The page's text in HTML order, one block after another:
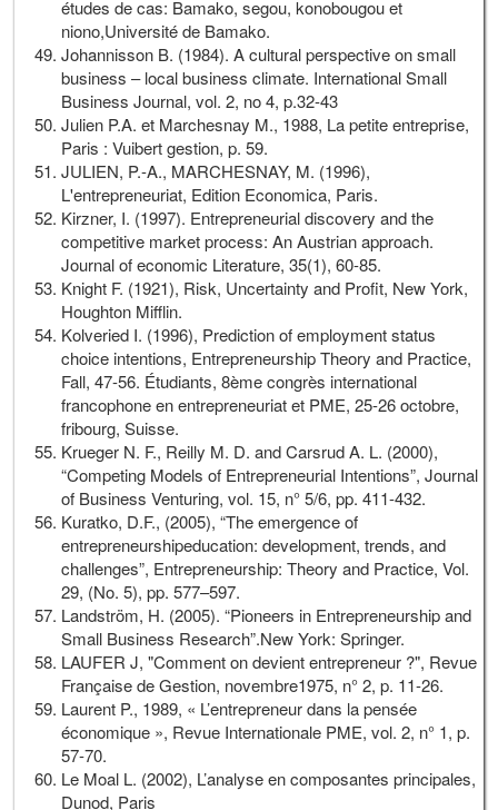
études de cas: Bamako, segou, konobougou et
niono,Université de Bamako.
Johannisson B. (1984). A cultural perspective on small
business – local business climate. International Small
Business Journal, vol. 2, no 4, p.32-43
Julien P.A. et Marchesnay M., 1988, La petite entreprise,
Paris : Vuibert gestion, p. 59.
JULIEN, P.-A., MARCHESNAY, M. (1996),
L'entrepreneuriat, Edition Economica, Paris.
Kirzner, I. (1997). Entrepreneurial discovery and the
competitive market process: An Austrian approach.
Journal of economic Literature, 35(1), 60-85.
Knight F. (1921), Risk, Uncertainty and Profit, New York,
Houghton Mifflin.
Kolveried I. (1996), Prediction of employment status
choice intentions, Entrepreneurship Theory and Practice,
Fall, 47-56. Étudiants, 8ème congrès international
francophone en entrepreneuriat et PME, 25-26 octobre,
fribourg, Suisse.
Krueger N. F., Reilly M. D. and Carsrud A. L. (2000),
“Competing Models of Entrepreneurial Intentions”, Journal
of Business Venturing, vol. 15, n° 5/6, pp. 411-432.
Kuratko, D.F., (2005), “The emergence of
entrepreneurshipeducation: development, trends, and
challenges”, Entrepreneurship: Theory and Practice, Vol.
29, (No. 5), pp. 577–597.
Landström, H. (2005). “Pioneers in Entrepreneurship and
Small Business Research”.New York: Springer.
LAUFER J, "Comment on devient entrepreneur ?", Revue
Française de Gestion, novembre1975, n° 2, p. 11-26.
Laurent P., 1989, « L’entrepreneur dans la pensée
économique », Revue Internationale PME, vol. 2, n° 1, p.
57-70.
Le Moal L. (2002), L’analyse en composantes principales,
Dunod, Paris